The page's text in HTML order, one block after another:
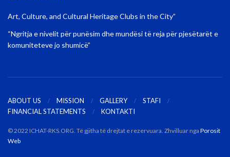
Art, Culture, and Cultural Heritage Clubs in the City”
“Ngritja e nivelit për punësim dhe mundësi të reja për pjesëtarët e
komuniteteve jo shumicë”
ABOUT US MISSION GALLERY
STAFI
FINANCIAL STATEMENTS
KONTAKTI
© 2022 ICHAT-RKS.ORG. Të gjitha të drejtat e rezervuara. Zhvilluar nga Porosit
Web